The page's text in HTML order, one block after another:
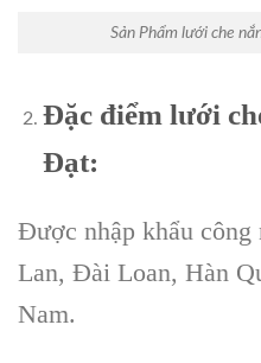
Sản Phẩm lưới che
Đặc điểm lưới
Đạt:
Được nhập khẩu công
Lan, Đài Loan, Hàn
Nam.